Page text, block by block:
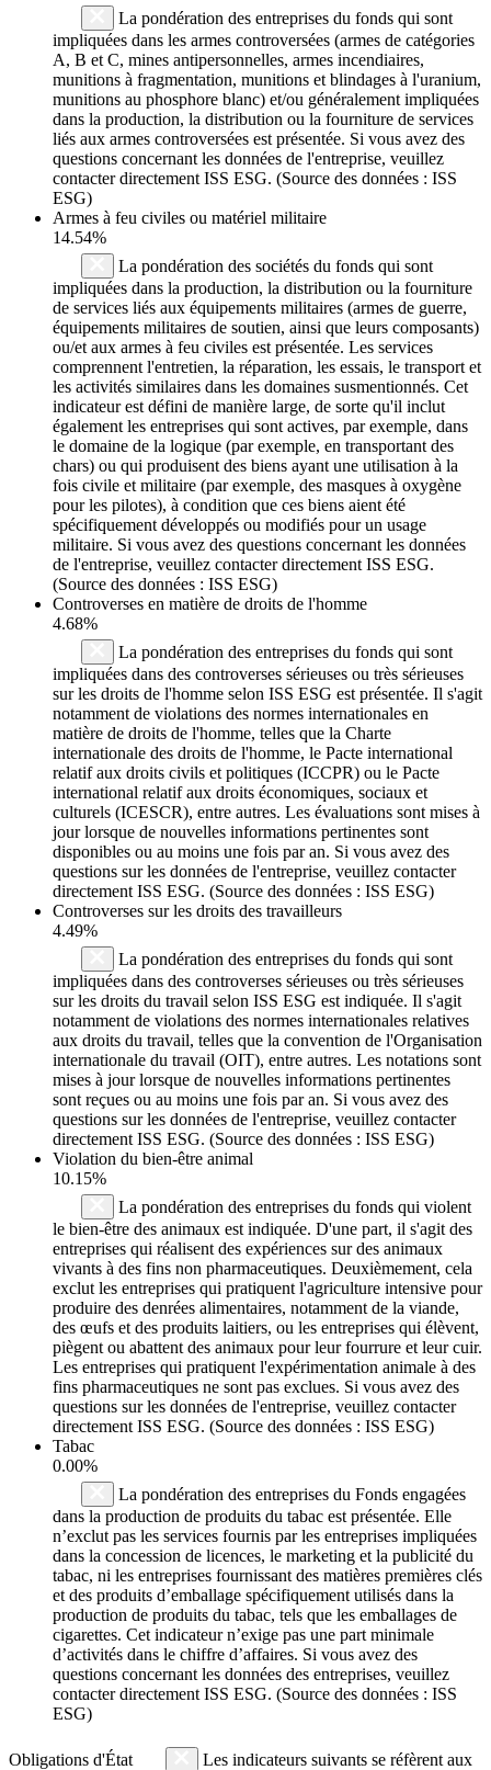
La pondération des entreprises du fonds qui sont
impliquées dans les armes controversées (armes de catégories
A, B et C, mines antipersonnelles, armes incendiaires,
munitions à fragmentation, munitions et blindages à l'uranium,
munitions au phosphore blanc) et/ou généralement impliquées
dans la production, la distribution ou la fourniture de services
liés aux armes controversées est présentée. Si vous avez des
questions concernant les données de l'entreprise, veuillez
contacter directement ISS ESG. (Source des données : ISS
ESG)
Armes à feu civiles ou matériel militaire
14.54%
La pondération des sociétés du fonds qui sont
impliquées dans la production, la distribution ou la fourniture
de services liés aux équipements militaires (armes de guerre,
équipements militaires de soutien, ainsi que leurs composants)
ou/et aux armes à feu civiles est présentée. Les services
comprennent l'entretien, la réparation, les essais, le transport et
les activités similaires dans les domaines susmentionnés. Cet
indicateur est défini de manière large, de sorte qu'il inclut
également les entreprises qui sont actives, par exemple, dans
le domaine de la logique (par exemple, en transportant des
chars) ou qui produisent des biens ayant une utilisation à la
fois civile et militaire (par exemple, des masques à oxygène
pour les pilotes), à condition que ces biens aient été
spécifiquement développés ou modifiés pour un usage
militaire. Si vous avez des questions concernant les données
de l'entreprise, veuillez contacter directement ISS ESG.
(Source des données : ISS ESG)
Controverses en matière de droits de l'homme
4.68%
La pondération des entreprises du fonds qui sont
impliquées dans des controverses sérieuses ou très sérieuses
sur les droits de l'homme selon ISS ESG est présentée. Il s'agit
notamment de violations des normes internationales en
matière de droits de l'homme, telles que la Charte
internationale des droits de l'homme, le Pacte international
relatif aux droits civils et politiques (ICCPR) ou le Pacte
international relatif aux droits économiques, sociaux et
culturels (ICESCR), entre autres. Les évaluations sont mises à
jour lorsque de nouvelles informations pertinentes sont
disponibles ou au moins une fois par an. Si vous avez des
questions sur les données de l'entreprise, veuillez contacter
directement ISS ESG. (Source des données : ISS ESG)
Controverses sur les droits des travailleurs
4.49%
La pondération des entreprises du fonds qui sont
impliquées dans des controverses sérieuses ou très sérieuses
sur les droits du travail selon ISS ESG est indiquée. Il s'agit
notamment de violations des normes internationales relatives
aux droits du travail, telles que la convention de l'Organisation
internationale du travail (OIT), entre autres. Les notations sont
mises à jour lorsque de nouvelles informations pertinentes
sont reçues ou au moins une fois par an. Si vous avez des
questions sur les données de l'entreprise, veuillez contacter
directement ISS ESG. (Source des données : ISS ESG)
Violation du bien-être animal
10.15%
La pondération des entreprises du fonds qui violent
le bien-être des animaux est indiquée. D'une part, il s'agit des
entreprises qui réalisent des expériences sur des animaux
vivants à des fins non pharmaceutiques. Deuxièmement, cela
exclut les entreprises qui pratiquent l'agriculture intensive pour
produire des denrées alimentaires, notamment de la viande,
des œufs et des produits laitiers, ou les entreprises qui élèvent,
piègent ou abattent des animaux pour leur fourrure et leur cuir.
Les entreprises qui pratiquent l'expérimentation animale à des
fins pharmaceutiques ne sont pas exclues. Si vous avez des
questions sur les données de l'entreprise, veuillez contacter
directement ISS ESG. (Source des données : ISS ESG)
Tabac
0.00%
La pondération des entreprises du Fonds engagées
dans la production de produits du tabac est présentée. Elle
n’exclut pas les services fournis par les entreprises impliquées
dans la concession de licences, le marketing et la publicité du
tabac, ni les entreprises fournissant des matières premières clés
et des produits d’emballage spécifiquement utilisés dans la
production de produits du tabac, tels que les emballages de
cigarettes. Cet indicateur n’exige pas une part minimale
d’activités dans le chiffre d’affaires. Si vous avez des
questions concernant les données des entreprises, veuillez
contacter directement ISS ESG. (Source des données : ISS
ESG)
Obligations d'État
Les indicateurs suivants se réfèrent aux